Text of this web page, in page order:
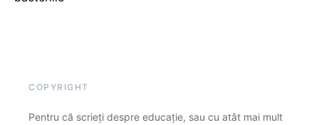
COPYRIGHT
Pentru că scrieți despre educație, sau cu atât mai mult